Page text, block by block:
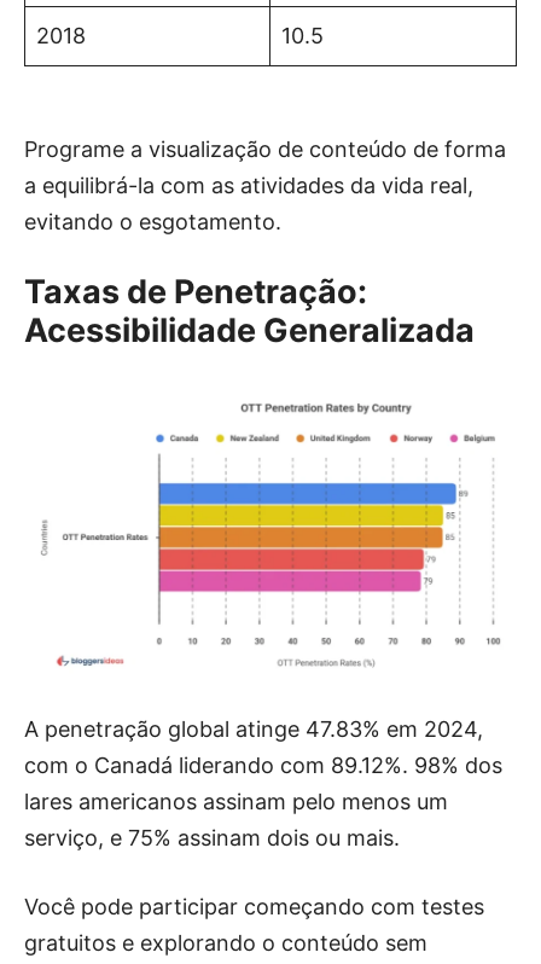
2018 10.5
Programe a visualização de conteúdo de forma
a equilibrá-la com as atividades da vida real,
evitando o esgotamento.
Taxas de Penetração:
Acessibilidade Generalizada
A penetração global atinge 47.83% em 2024,
com o Canadá liderando com 89.12%. 98% dos
lares americanos assinam pelo menos um
serviço, e 75% assinam dois ou mais.
Você pode participar começando com testes
gratuitos e explorando o conteúdo sem